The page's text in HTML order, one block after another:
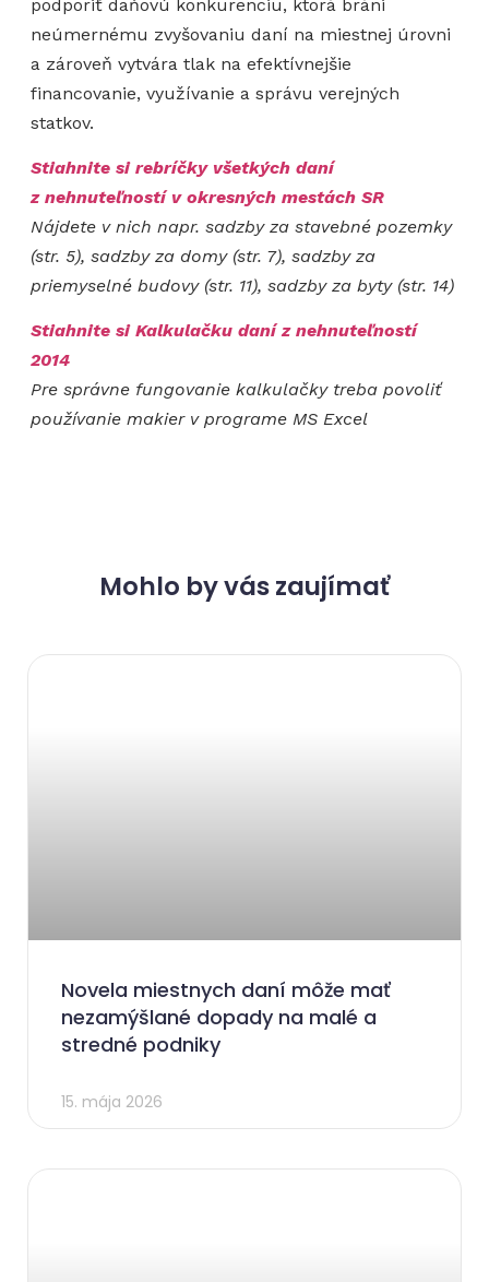
podporiť daňovú konkurenciu, ktorá bráni
neúmernému zvyšovaniu daní na miestnej úrovni
a zároveň vytvára tlak na efektívnejšie
financovanie, využívanie a správu verejných
statkov.
Stiahnite si rebríčky všetkých daní
z nehnuteľností v okresných mestách SR
Nájdete v nich napr. sadzby za stavebné pozemky
(str. 5), sadzby za domy (str. 7), sadzby za
priemyselné budovy (str. 11), sadzby za byty (str. 14)
Stiahnite si Kalkulačku daní z nehnuteľností
2014
Pre správne fungovanie kalkulačky treba povoliť
používanie makier v programe MS Excel
Mohlo by vás zaujímať
Novela miestnych daní môže mať
nezamýšlané dopady na malé a
stredné podniky
15. mája 2026